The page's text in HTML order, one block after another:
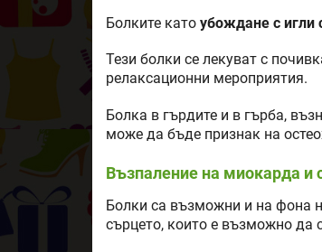
Болките като убождане с игли
Тези болки се лекуват с
релаксационни мероприятия.
Болка в гърдите и в гърба,
може да бъде признак на
Възпаление на миокарда и
Болки са възможни и на фона
сърцето, които е възможно да